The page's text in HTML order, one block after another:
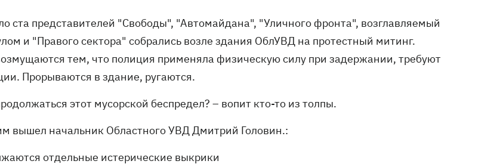
ста представителей "Свободы", "Автомайдана", "Уличного фронта", возглавляемый
и "Правого сектора" собрались возле здания ОблУВД на протестный митинг.
тем, что полиция применяла физическую силу при задержании, требуют
Прорываются в здание, ругаются.
этот мусорской беспредел? – вопит кто-то из толпы.
вышел начальник Областного УВД Дмитрий Головин.:
отдельные истерические выкрики